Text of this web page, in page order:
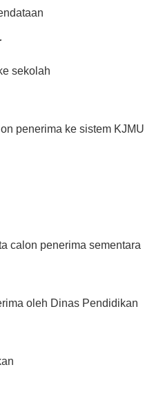
sekolah
penerima ke sistem KJMU
calon penerima sementara
oleh Dinas Pendidikan